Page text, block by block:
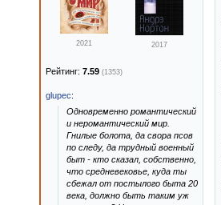
2021 2017
Рейтинг: 7.59 (1353)
glupec:
Одновременно романтический
и неромантический мир.
Гнилые болота, да свора псов
по следу, да трудный военный
быт - кто сказал, собственно,
что средневековье, куда ты
сбежал от постылого быта 20
века, должно быть таким уж